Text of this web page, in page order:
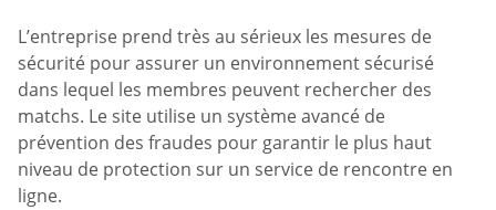
L’entreprise prend très au sérieux les mesures de
sécurité pour assurer un environnement sécurisé
dans lequel les membres peuvent rechercher des
matchs. Le site utilise un système avancé de
prévention des fraudes pour garantir le plus haut
niveau de protection sur un service de rencontre en
ligne.